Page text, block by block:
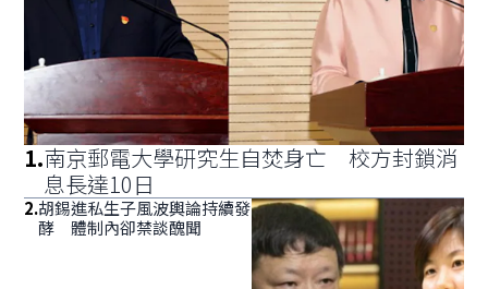
1.南京郵電大學研究生自焚身亡 校方封鎖消
息長達10日
2.胡錫進私生子風波輿論持續發
酵 體制內卻禁談醜聞